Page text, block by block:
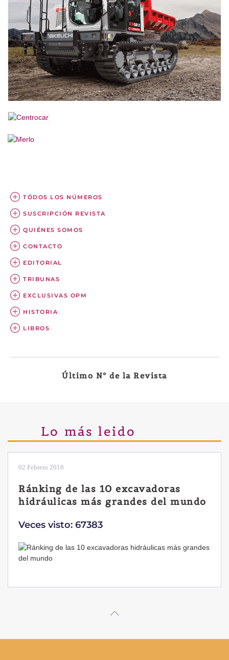
TÓDOS LOS NÚMEROS
SUSCRIPCIÓN REVISTA
QUIÉNES SOMOS
CONTACTO
EDITORIAL
TRIBUNAS
EXCLUSIVAS OPM
HISTORIA
LIBROS
Último Nº de la Revista
Lo más leido
28 Enero 2019
Las ventajas de la excavadora
Yanmar B7 Sigma-6
Veces visto: 32214